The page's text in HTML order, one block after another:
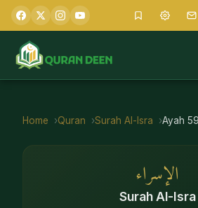
Home Quran Surah Al-Isra Ayah 59
الإسراء
Surah Al-Isra